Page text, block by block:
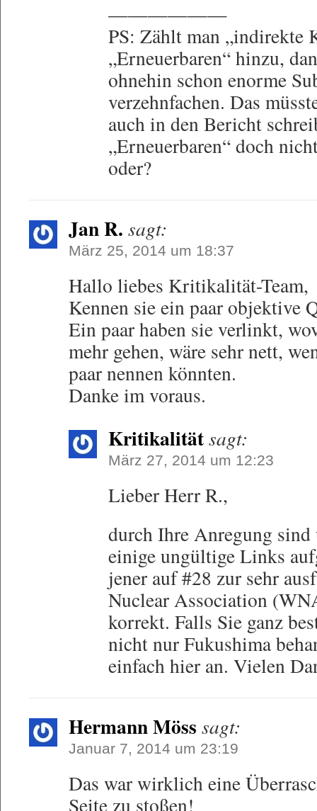
——————
PS: Zählt man „indirekte
„Erneuerbaren“ hinzu,
ohnehin schon enorme
verzehnfachen. Das
auch in den Bericht
„Erneuerbaren“ doch
oder?
Jan R. sagt:
März 25, 2014 um 18:37
Hallo liebes Kritikalität-Team,
Kennen sie ein paar objektive
Ein paar haben sie verlinkt,
mehr gehen, wäre sehr nett,
paar nennen könnten.
Danke im voraus.
Kritikalitätsagt:
März 27, 2014 um 12:23
Lieber Herr R.,
durch Ihre Anregung
einige ungültige Links
jener auf #28 zur sehr
Nuclear Association
korrekt. Falls Sie ganz
nicht nur Fukushima
einfach hier an. Vielen
Hermann Möss sagt:
Januar 7, 2014 um 23:19
Das war wirklich eine
Seite zu stoßen!